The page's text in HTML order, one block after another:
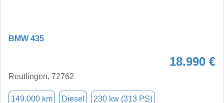
BMW 435
18.990 €
Reutlingen, 72762
149.000 km Diesel 230 kw (313 PS)